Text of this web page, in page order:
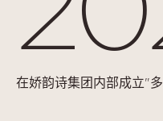
在娇韵诗集团内部成立"